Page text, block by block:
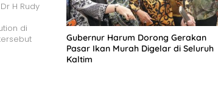
H Rudy
di
Gubernur Harum Dorong Gerakan
Pasar Ikan Murah Digelar di Seluruh
Kaltim